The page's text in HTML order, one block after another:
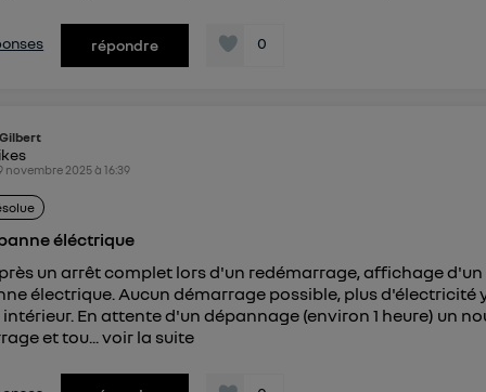
répondre 0
Gilbert
novembre 2025à16:39
éléctrique
un arrêt complet lors d'un redémarrage, affichage
électrique. Aucun démarrage possible, plus d'électricité
En attente d'un dépannage (environ 1 heure) un
et tou...voir la suite
") ou via la page « gérer Utiq » en bas de ce site.
veuillez consulter